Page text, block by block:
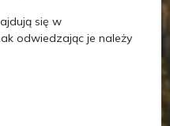
się w
odwiedzając je należy